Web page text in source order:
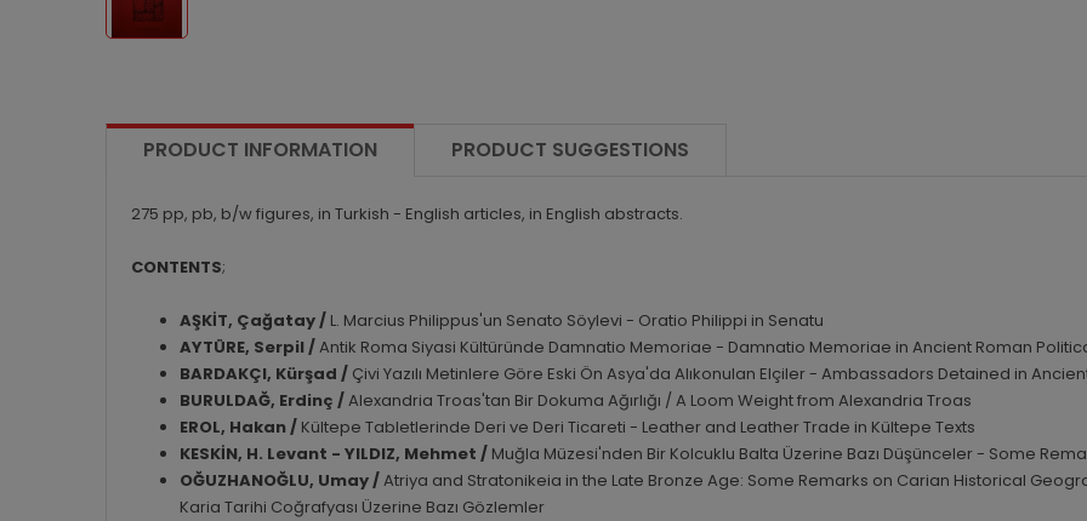
PRODUCT INFORMATION PRODUCT SUGGESTIONS
275 pp, pb, b/w figures, in Turkish - English articles, in English abstracts.
CONTENTS;
AŞKİT, Çağatay / L. Marcius Philippus'un Senato Söylevi - Oratio Philippi in Senatu
AYTÜRE, Serpil /Antik Roma Siyasi Kültüründe Damnatio Memoriae - Damnatio Memoriae in Ancient Roman
BARDAKÇI, Kürşad / Çivi Yazılı Metinlere Göre Eski Ön Asya'da Alıkonulan Elçiler - Ambassadors Detained in
BURULDAĞ, Erdinç /Alexandria Troas'tan Bir Dokuma Ağırlığı / A Loom Weight from Alexandria Troas
EROL, Hakan / Kültepe Tabletlerinde Deri ve Deri Ticareti - Leather and Leather Trade in Kültepe Texts
KESKİN, H. Levant - YILDIZ, Mehmet / Muğla Müzesi'nden Bir Kolcuklu Balta Üzerine Bazı Düşünceler - Some
OĞUZHANOĞLU, Umay /Atriya and Stratonikeia in the Late Bronze Age: Some Remarks on Carian Historical
Karia Tarihi Coğrafyası Üzerine Bazı Gözlemler